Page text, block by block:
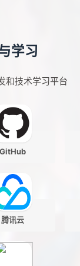
学习
和技术学习平台
GitHub
腾讯云